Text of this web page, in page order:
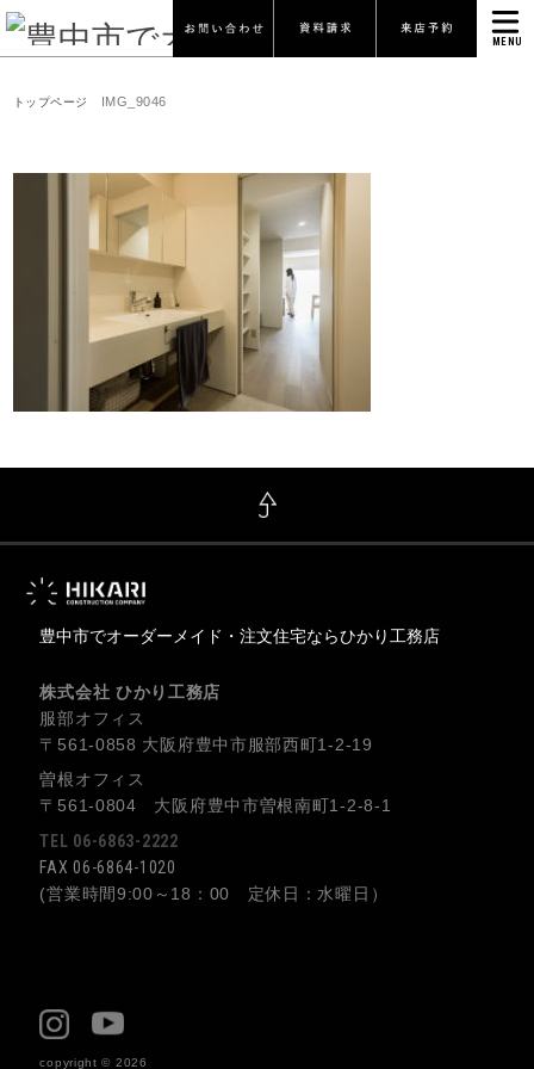
MENU
トップページ IMG_9046
豊中市でオーダーメイド・注文住宅ならひかり工務店
株式会社 ひかり工務店
服部オフィス
〒561-0858 大阪府豊中市服部西町1-2-19
曽根オフィス
〒561-0804 大阪府豊中市曽根南町1-2-8-1
TEL 06-6863-2222
FAX 06-6864-1020
(営業時間9:00～18：00 定休日：水曜日）
copyright © 2026